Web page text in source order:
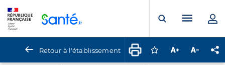
Ouvrir laMenu
Retour à l'établissement Connectez-vous
Augmenter la